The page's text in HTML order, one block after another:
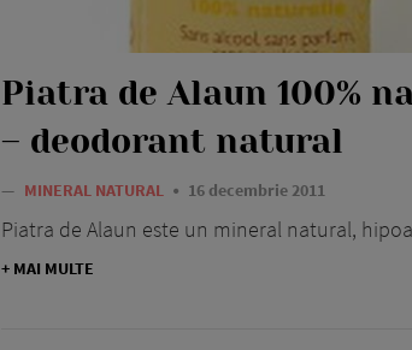
Piatra de Alaun 100%
– deodorant natural
— MINERAL NATURAL 16 decembrie 2011
Piatra de Alaun este un mineral natural,
+ MAI MULTE